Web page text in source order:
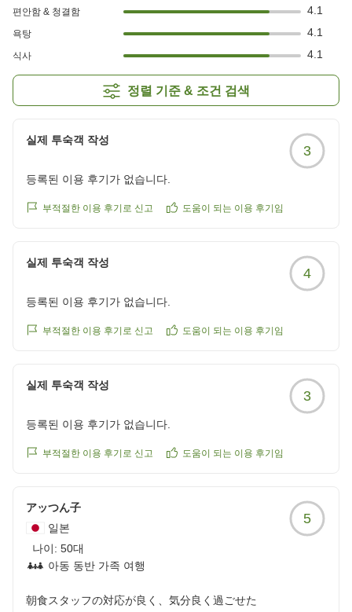
편안함 & 청결함 4.1
욕탕 4.1
식사 4.1
정렬 기준 & 조건 검색
실제 투숙객 작성
3
등록된 이용 후기가 없습니다.
부적절한 이용 후기로 신고 도움이 되는 이용 후기임
실제 투숙객 작성
4
등록된 이용 후기가 없습니다.
부적절한 이용 후기로 신고 도움이 되는 이용 후기임
실제 투숙객 작성
3
등록된 이용 후기가 없습니다.
부적절한 이용 후기로 신고 도움이 되는 이용 후기임
アッつん子
일본
나이: 50대
아동 동반 가족 여행
5
朝食スタッフの対応が良く、気分良く過ごせた